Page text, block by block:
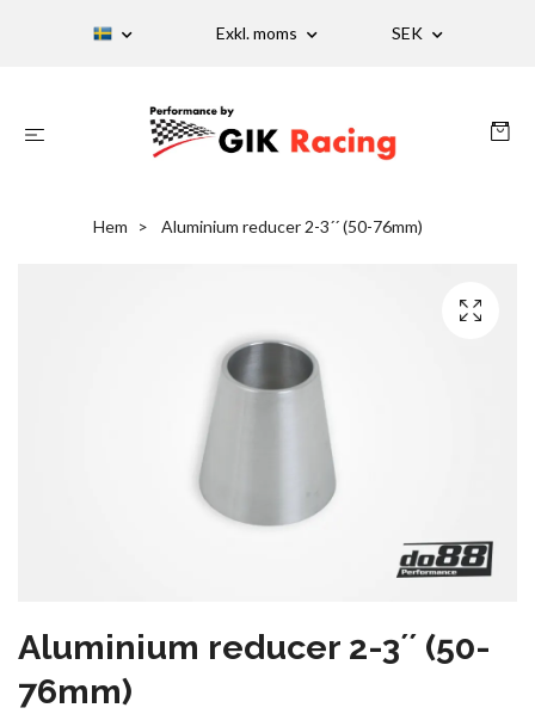
Exkl. moms SEK
Hem Aluminium reducer 2-3´´ (50-76mm)
Aluminium reducer 2-3´´ (50-
76mm)